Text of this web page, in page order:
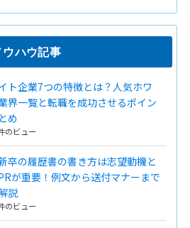
ハウ記事
ト企業7つの特徴とは？人気ホワ
界一覧と転職を成功させるポイン
め
のビュー
卒の履歴書の書き方は志望動機と
が重要！例文から送付マナーまで
説
のビュー